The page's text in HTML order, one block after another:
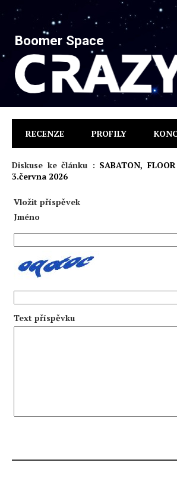
Boomer Space
RECENZE PROFILY
Diskuse ke článku : SABATON,
3.června 2026
Vložit příspěvek
Jméno
Text příspěvku